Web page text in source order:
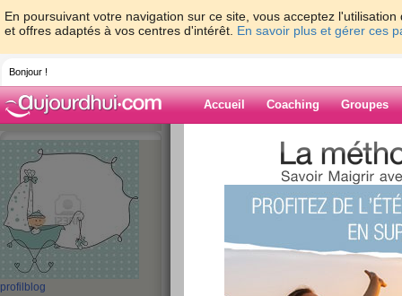
En poursuivant votre navigation sur ce site, vous acceptez
et offres adaptés à vos centres d'intérêt. En savoir plus et gérer ces
Bonjour !
Accueil Coaching Groupes
profil blog
> maryame777
Blog de
3 4